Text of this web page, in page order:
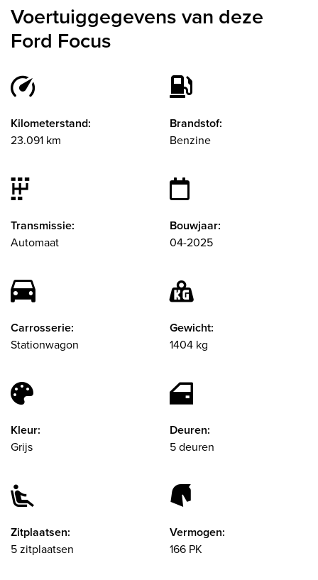
Voertuiggegevens van deze
Ford Focus
Kilometerstand:
23.091 km
Brandstof:
Benzine
Transmissie:
Automaat
Bouwjaar:
04-2025
Carrosserie:
Stationwagon
Gewicht:
1404 kg
Kleur:
Grijs
Deuren:
5 deuren
Zitplaatsen:
5 zitplaatsen
Vermogen:
166 PK